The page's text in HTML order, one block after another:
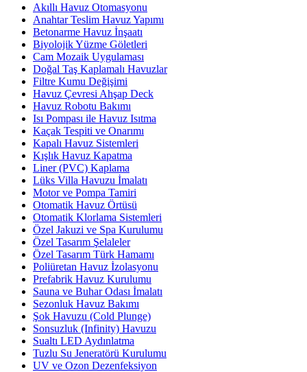
Akıllı Havuz Otomasyonu
Anahtar Teslim Havuz Yapımı
Betonarme Havuz İnşaatı
Biyolojik Yüzme Göletleri
Cam Mozaik Uygulaması
Doğal Taş Kaplamalı Havuzlar
Filtre Kumu Değişimi
Havuz Çevresi Ahşap Deck
Havuz Robotu Bakımı
Isı Pompası ile Havuz Isıtma
Kaçak Tespiti ve Onarımı
Kapalı Havuz Sistemleri
Kışlık Havuz Kapatma
Liner (PVC) Kaplama
Lüks Villa Havuzu İmalatı
Motor ve Pompa Tamiri
Otomatik Havuz Örtüsü
Otomatik Klorlama Sistemleri
Özel Jakuzi ve Spa Kurulumu
Özel Tasarım Şelaleler
Özel Tasarım Türk Hamamı
Poliüretan Havuz İzolasyonu
Prefabrik Havuz Kurulumu
Sauna ve Buhar Odası İmalatı
Sezonluk Havuz Bakımı
Şok Havuzu (Cold Plunge)
Sonsuzluk (Infinity) Havuzu
Sualtı LED Aydınlatma
Tuzlu Su Jeneratörü Kurulumu
UV ve Ozon Dezenfeksiyon